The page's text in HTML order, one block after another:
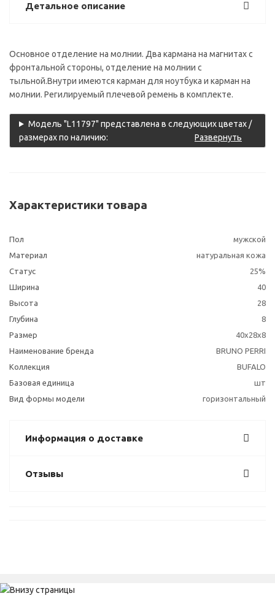
Детальное описание
Основное отделение на молнии. Два кармана на магнитах с
фронтальной стороны, отделение на молнии с
тыльной.Внутри имеются карман для ноутбука и карман на
молнии. Регилируемый плечевой ремень в комплекте.
Модель "L11797" представлена в следующих цветах /
размерах по наличию:
Развернуть
Характеристики товара
Пол
мужской
Материал
натуральная кожа
Статус
25%
Ширина
40
Высота
28
Глубина
8
Размер
40х28х8
Наименование бренда
BRUNO PERRI
Коллекция
BUFALO
Базовая единица
шт
Вид формы модели
горизонтальный
Информация о доставке
Отзывы